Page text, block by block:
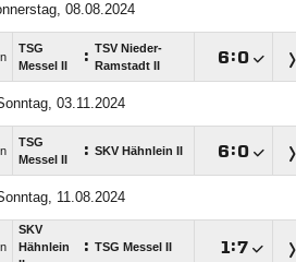
08.08.2024
TSG
Messel II
: TSV Nieder-
Ramstadt II
:
03.11.2024
TSG
Messel II
: SKV Hähnlein II :
11.08.2024
SKV
Hähnlein
: TSG Messel II :